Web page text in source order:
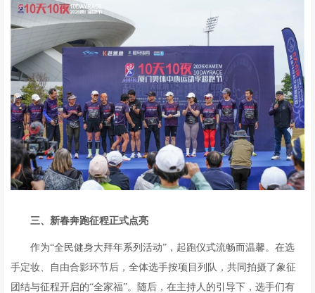
三、新春奔跑征程正式点亮
作为“全民健身大拜年系列活动”，起跑仪式流畅而温馨。在选
手定妆、自由合影环节后，全体选手按项目列队，共同拍摄了象征
团结与征程开启的“全家福”。随后，在主持人的引导下，选手们有